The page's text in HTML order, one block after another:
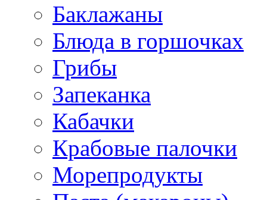
Баклажаны
Блюда в горшочках
Грибы
Запеканка
Кабачки
Крабовые палочки
Морепродукты